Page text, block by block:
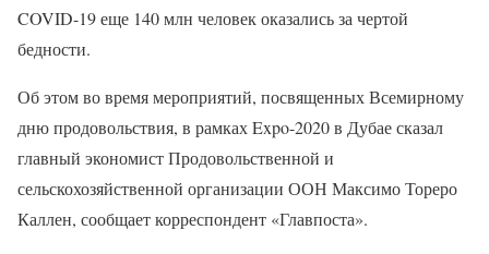
COVID-19 еще 140 млн человек оказались за чертой
бедности.
Об этом во время мероприятий, посвященных Всемирному
дню продовольствия, в рамках Expo-2020 в Дубае сказал
главный экономист Продовольственной и
сельскохозяйственной организации ООН Максимо Тореро
Каллен, сообщает корреспондент «Главпоста».